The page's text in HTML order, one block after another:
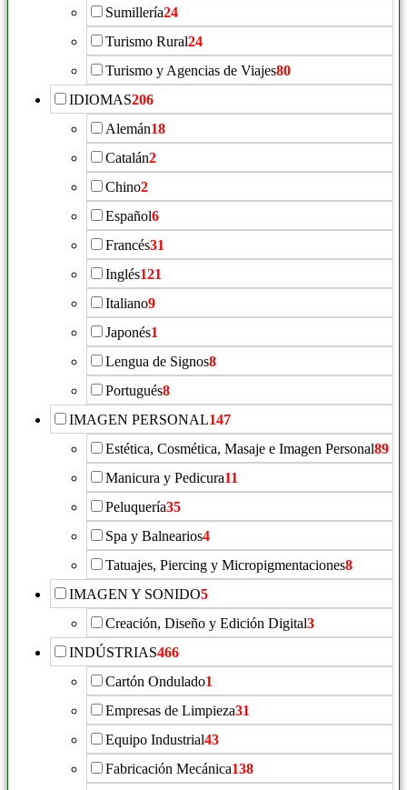
Sumillería24
Turismo Rural24
Turismo y Agencias de Viajes80
IDIOMAS206
Alemán18
Catalán2
Chino2
Español6
Francés31
Inglés121
Italiano9
Japonés1
Lengua de Signos8
Portugués8
IMAGEN PERSONAL147
Estética, Cosmética, Masaje e Imagen Personal89
Manicura y Pedicura11
Peluquería35
Spa y Balnearios4
Tatuajes, Piercing y Micropigmentaciones8
IMAGEN Y SONIDO5
Creación, Diseño y Edición Digital3
INDÚSTRIAS466
Cartón Ondulado1
Empresas de Limpieza31
Equipo Industrial43
Fabricación Mecánica138